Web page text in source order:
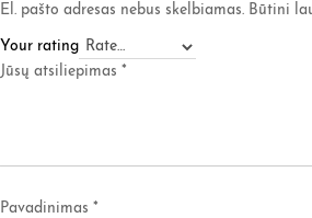
El. pašto adresas nebus skelbiamas. Būtini
Your rating
Jūsų atsiliepimas *
Pavadinimas *